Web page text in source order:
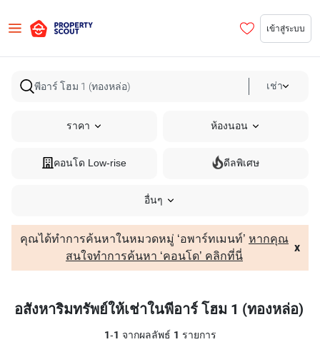
เข้าสู่ระบบ
เช่า
ราคา ห้องนอน
คอนโด Low-rise ดีลพิเศษ
อื่นๆ
คุณได้ทำการค้นหาในหมวดหมู่ ‘อพาร์ทเมนท์’ หากคุณ
สนใจทำการค้นหา ‘คอนโด’ คลิกที่นี่
x
อสังหาริมทรัพย์ให้เช่าในพีอาร์ โฮม 1 (ทองหล่อ)
1-1 จากผลลัพธ์ 1 รายการ